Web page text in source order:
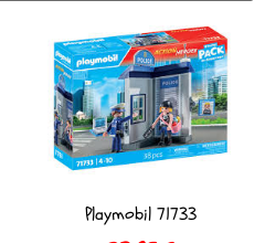
Playmobil 71733